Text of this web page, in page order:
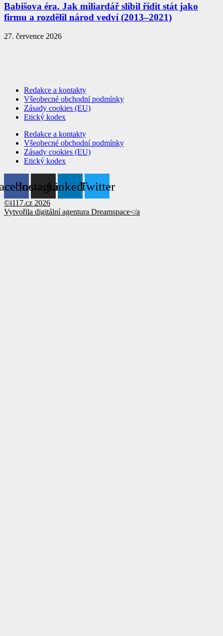
Babišova éra. Jak miliardář slíbil řídit stát jako
firmu a rozdělil národ vedví (2013–2021)
27. července 2026
Redakce a kontakty
Všeobecné obchodní podmínky
Zásady cookies (EU)
Etický kodex
Redakce a kontakty
Všeobecné obchodní podmínky
Zásady cookies (EU)
Etický kodex
InstagramLinkedinTwitter
©i117.cz 2026
Vytvořila digitální agentura Dreamspace</a